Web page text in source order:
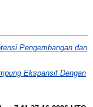
Pengembangan dan
Ekspansif Dengan